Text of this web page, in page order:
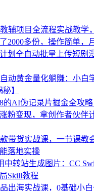
辅项目全流程实战教学
2000多份，操作简单，
划全自动批量上传短剧
动黄金量化躺賺：小白
】
的AI伪记录片掘金全攻
粉变现，拿创作者伙伴
带货实战课，一节课教
落地实操
中转站生成图片：CC
Skill教程
出海实战课，0基础小